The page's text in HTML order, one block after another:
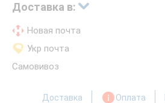
Доставка в:
Новая почта
Укр почта
Самовивоз
Доставка Оплата